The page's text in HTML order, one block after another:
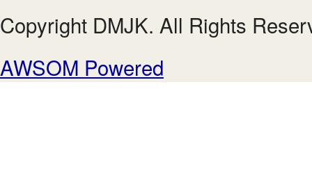
Copyright DMJK. All Rights
AWSOM Powered